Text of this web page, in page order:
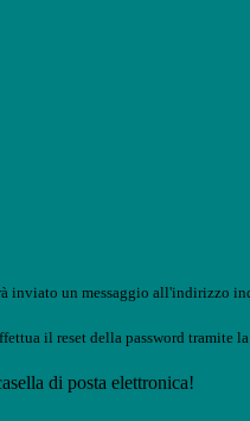
inviato un messaggio all'indirizzo
il reset della password tramite la
di posta elettronica!